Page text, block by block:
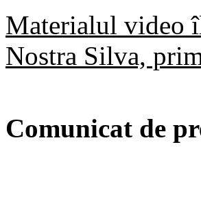
Materialul video
Nostra Silva,
Comunicat de